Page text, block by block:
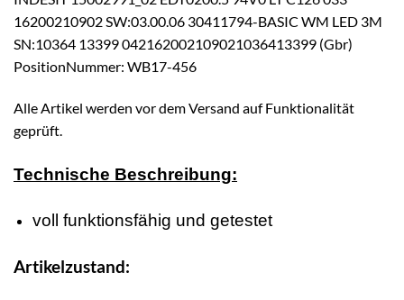
16200210902 SW:03.00.06 30411794-BASIC WM LED 3M
SN:10364 13399 042162002109021036413399 (Gbr)
PositionNummer: WB17-456
Alle Artikel werden vor dem Versand auf Funktionalität
geprüft.
Technische Beschreibung:
voll funktionsfähig und getestet
Artikelzustand: